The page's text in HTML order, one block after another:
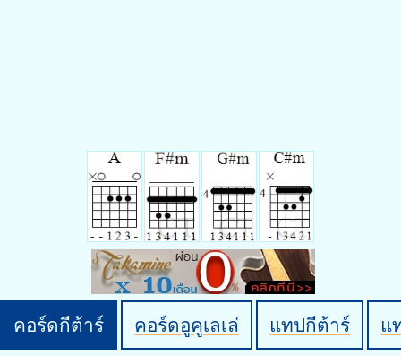
คอร์ดกีต้าร์ คอร์ดอูคูเลเล่ แทปกีต้าร์ แ